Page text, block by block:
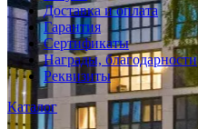
Доставка и оплата
Гарантия
Сертификаты
Награды, благодарности
Реквизиты
Каталог